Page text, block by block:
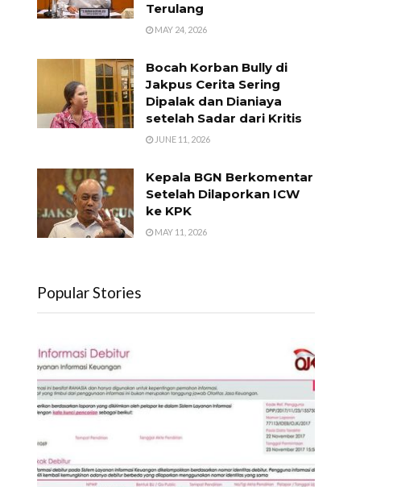
Terulang
MAY 24, 2026
Bocah Korban Bully di
Jakpus Cerita Sering
Dipalak dan Dianiaya
setelah Sadar dari Kritis
JUNE 11, 2026
Kepala BGN Berkomentar
Setelah Dilaporkan ICW
ke KPK
MAY 11, 2026
Popular Stories